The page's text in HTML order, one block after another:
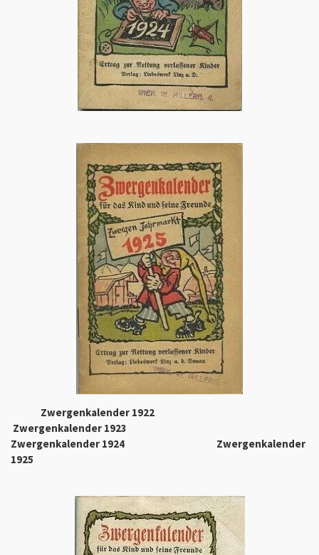
Zwergenkalender 1922
Zwergenkalender 1923
Zwergenkalender 1924 Zwergenkalender
1925